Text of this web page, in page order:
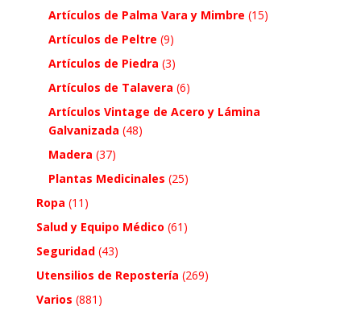
Artículos de Palma Vara y Mimbre (15)
Artículos de Peltre (9)
Artículos de Piedra (3)
Artículos de Talavera (6)
Artículos Vintage de Acero y Lámina
Galvanizada (48)
Madera (37)
Plantas Medicinales (25)
Ropa (11)
Salud y Equipo Médico (61)
Seguridad (43)
Utensilios de Repostería (269)
Varios (881)